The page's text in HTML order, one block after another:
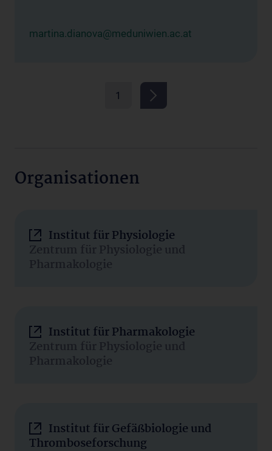
martina.dianova@meduniwien.ac.at
1
Organisationen
Institut für Physiologie
Zentrum für Physiologie und
Pharmakologie
Institut für Pharmakologie
Zentrum für Physiologie und
Pharmakologie
Institut für Gefäßbiologie und
Thromboseforschung